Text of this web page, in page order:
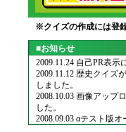
※クイズの作成には登
■お知らせ
2009.11.24 自己PR表示
2009.11.12 歴史クイズ
しました。
2008.10.03 画像アップ
した。
2008.09.03 αテスト版オ